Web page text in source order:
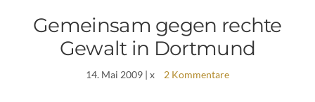
Gemeinsam gegen rechte
Gewalt in Dortmund
14. Mai 2009 | x 2 Kommentare